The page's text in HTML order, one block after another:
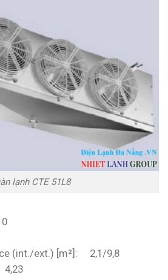
lạnh CTE 51L8
(int./ext.) [m²]: 2,1/9,8
4,23